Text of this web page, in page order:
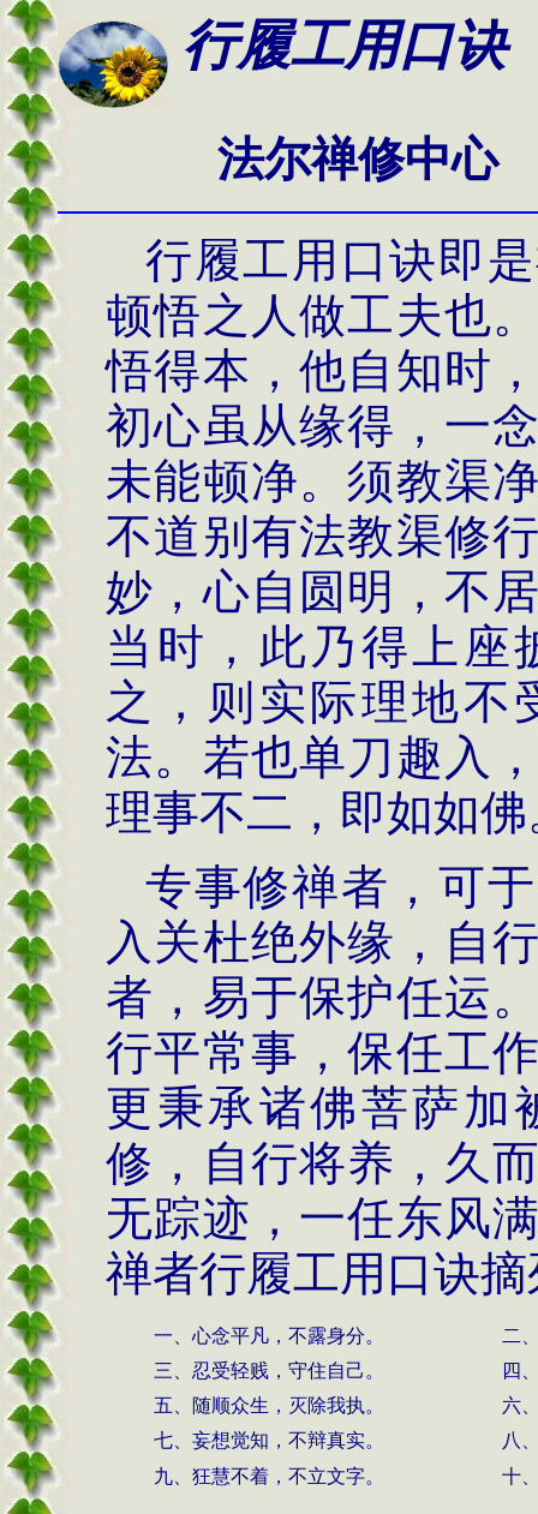
行履工用口诀
法尔禅修中心
行履工用口诀即
顿悟之人做工夫也
悟得本，他自知时
初心虽从缘得，一
未能顿净。须教渠
不道别有法教渠修
妙，心自圆明，不
当时，此乃得上座
之，则实际理地不
法。若也单刀趣入
理事不二，即如如
专事修禅者，可
入关杜绝外缘，自
者，易于保护任运
行平常事，保任工
更秉承诸佛菩萨加
修，自行将养，久
无踪迹，一任东风
禅者行履工用口诀
一、心念平凡，不露身分。
二
三、忍受轻贱，守住自己。
四
五、随顺众生，灭除我执。
六
七、妄想觉知，不辩真实。
八
九、狂慧不着，不立文字。
十